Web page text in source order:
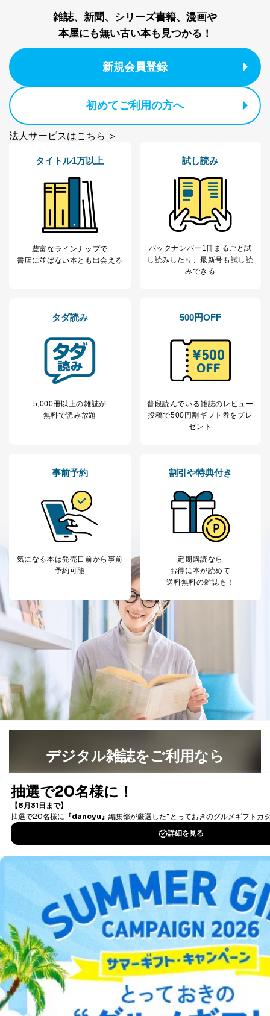
個人情報の取扱いについて
１．個人情報保護管理者
当社は以下の個人情報保護管理者を設置し、個人情報保
代表取締役会長 西野 伸一郎
田 嘉也
２．利用目的
当社が取り扱う開示対象個人情報の利用目的は次のとお
購入商品の配送のため
商品代金回収のため
ｅメール等による商品、サービ
閲覧履歴や購買履歴等の情報を分
応じた新商品・サービスに関する
当社にお問合わせ
いただいた方の個
人情報
お問い合わせ対応、トラブル対
処、オペレーター教育など応対品
カスタマーQ＆Aサイトの投稿内容
の確認のため
ｅメール等によるカスタマーQ＆A
サイトのサービス内容のご案内の
ス、キャンペーン等の広告に関す
採用応募者の方の
個人情報
採用選考、ご連絡のため
当社の従業者の個
人情報
人事、総務などの雇用管理等のた
6
パートナー（提携
により当社の
定期購読サービス
た商品の発売元企業からのｅメー
ル等による商品、
サービス、キャンペーン等の広告
に関するご案内のため
SNS公式アカウン
トに登録された方
の個人情報
当社のサービス利用状況の把握お
よびその分析のため
お問い合わせ対応、トラブル対
処、オペレーター教育など応対品
質向上のため
その他当社のプライバシーポリシ
ー等にて公表する利用目的達成の
ため
※上記の利用目的のうちNo.1～5については保有個人デ
ータ（開示対象個人情報）の利用目的であり、下記4.の
各SNS運営会社様にご請求いただきますようお願い致し
ます。
当社は、取得した個人情報を適切に管理し､あらかじめ
本人の同意を得ることなく第三者に提供することはあり
法令に基づく場合
人の生命､身体または財産の保護のために必要がある
公衆衛生の向上または児童の健全な育成の推進のため
に特に必要がある場合であって、本人の同意を得るこ
とが困難である場合。
国の機関もしくは地方公共団体またはその委託を受け
た者が法令の定める事務を遂行することに対して協力
する必要がある場合であって、本人の同意を得ること
により当該事務の遂行に支障を及ぼすおそれがあると
き。
上記２．の利用目的を実施するために守秘義務を結ん
だ企業に、業務の一部として個人情報の取扱いを委
託・提供する場合、その業務に必要な範囲で委託・提
雑誌、新聞、シリーズ書籍、漫画や
本屋にも無い古い本も見つかる！
新規会員登録
初めてご利用の方へ
法人サービスはこちら ＞
タイトル1万以上
豊富なラインナップで
書店に並ばない本とも出会える
試し読み
バックナンバー1冊まるごと試
し読み したり、最新号も試し読
みできる
タダ読み
5,000冊以上の雑誌が
無料で読み放題
500円OFF
普段読んでいる雑誌のレビュー
投稿で500円割ギフト券をプレ
ゼント
事前予約
気になる本は発売日前から事前
予約可能
割引や特典付き
定期購読なら
お得に本が読めて
送料無料の雑誌も！
デジタル雑誌をご利用なら
書籍）が無料で読み放題！
DOWNLOAD FOR IOS
DOWNLOAD FOR ANDROID
ご利用方法はこちら
総合案内
アフィリエイト 採用情報
プレスリリース お問い合わせ